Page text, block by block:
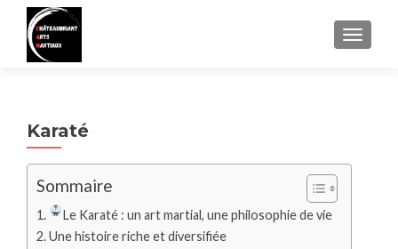
Karaté
Sommaire
Le Karaté : un art martial, une philosophie de vie
Une histoire riche et diversifiée